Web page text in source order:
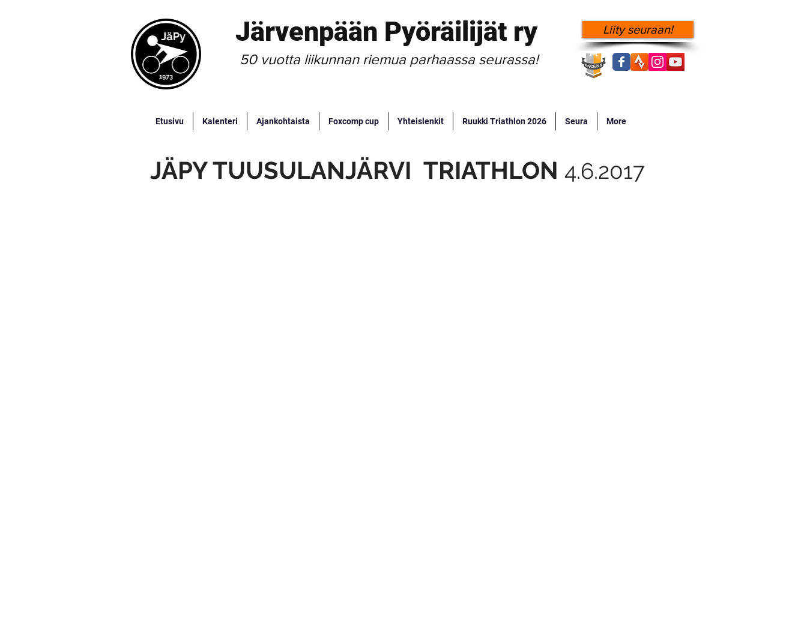
Järvenpään Pyöräilijät ry
50 vuotta liikunnan riemua parhaassa seurassa!
Liity seuraan!
Etusivu Kalenteri Ajankohtaista Foxcomp cup Yhteislenkit Ruukki Triathlon 2026 Seura More
JÄPY TUUSULANJÄRVI TRIATHLON 4.6.2017